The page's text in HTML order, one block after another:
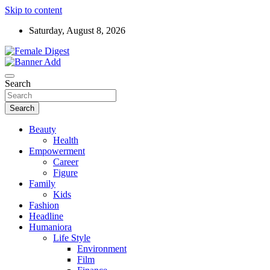
Skip to content
Saturday, August 8, 2026
Female Digest
Search
Search
Beauty
Health
Empowerment
Career
Figure
Family
Kids
Fashion
Headline
Humaniora
Life Style
Environment
Film